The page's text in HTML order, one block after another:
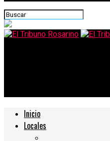
Inicio
Locales